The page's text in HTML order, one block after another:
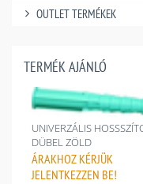
OUTLET TERMÉKEK
TERMÉK AJÁNLÓ
UNIVERZÁLIS
DÜBEL ZÖLD
ÁRAKHOZ KÉRJÜK
JELENTKEZZEN BE!